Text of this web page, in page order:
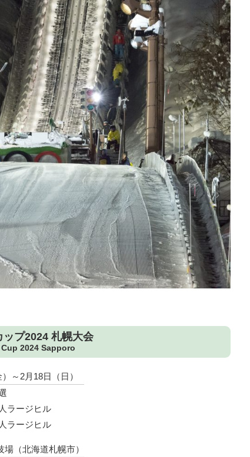
プ2024 札幌大会
2024 Sapporo
～2月18日（日）
ラージヒル
ラージヒル
（北海道札幌市）